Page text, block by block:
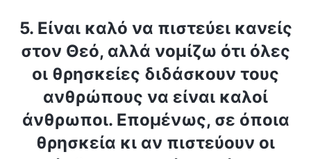
5. Είναι καλό να πιστεύει κανείς
στον Θεό, αλλά νομίζω ότι όλες
οι θρησκείες διδάσκουν τους
ανθρώπους να είναι καλοί
άνθρωποι. Επομένως, σε όποια
θρησκεία κι αν πιστεύουν οι